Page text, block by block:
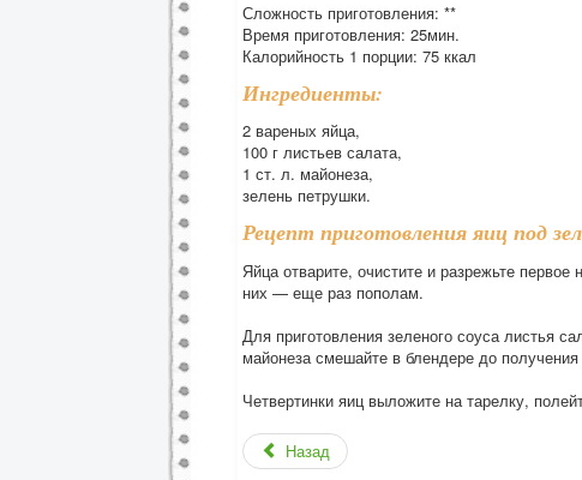
Сложность приготовления: **
Время приготовления: 25мин.
Калорийность 1 порции: 75 ккал
Ингредиенты:
2 вареных яйца,
100 г листьев салата,
1 ст. л. майонеза,
зелень петрушки.
Рецепт приготовления яиц под
Яйца отварите, очистите и разрежьте
них — еще раз пополам.
Для приготовления зеленого соуса листья
майонеза смешайте в блендере до
Четвертинки яиц выложите на тарелку,
Назад